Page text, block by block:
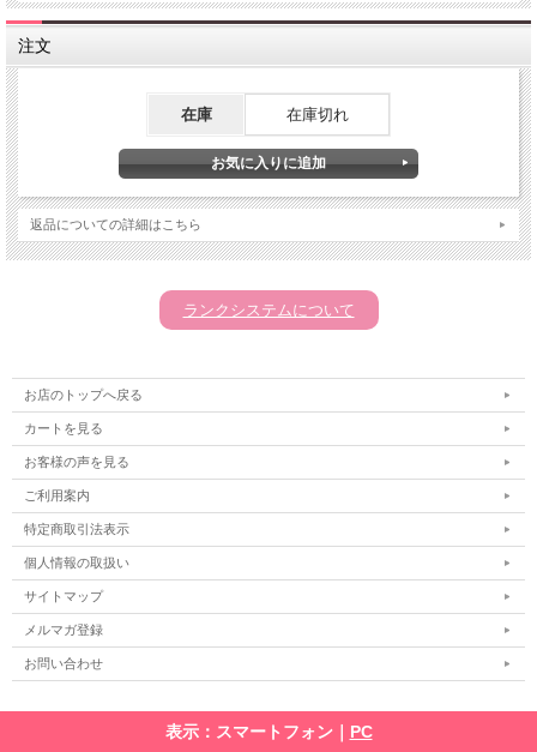
注文
在庫 在庫切れ
返品についての詳細はこちら
ランクシステムについて
お店のトップへ戻る
カートを見る
お客様の声を見る
ご利用案内
特定商取引法表示
個人情報の取扱い
サイトマップ
メルマガ登録
お問い合わせ
表示：スマートフォン｜ PC